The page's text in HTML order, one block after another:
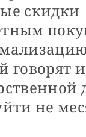
скидки
говорят
не